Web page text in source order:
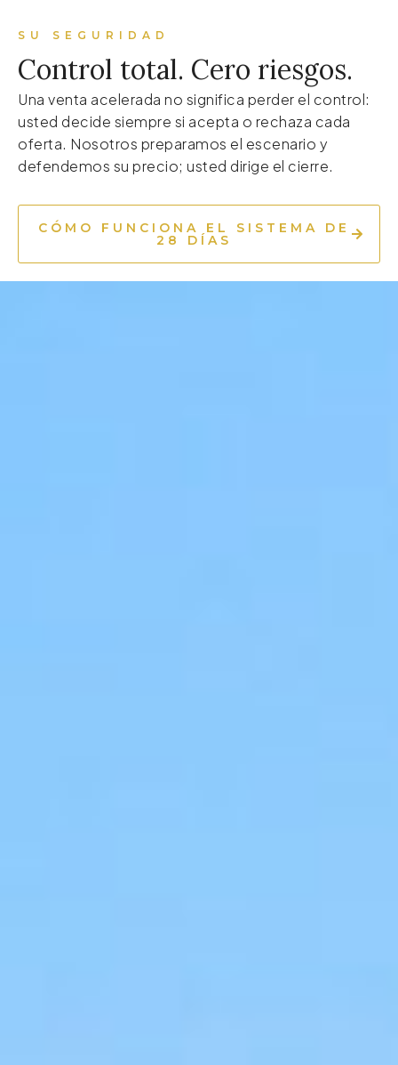
SU SEGURIDAD
Control total. Cero riesgos.
Una venta acelerada no significa perder el control:
usted decide siempre si acepta o rechaza cada
oferta. Nosotros preparamos el escenario y
defendemos su precio; usted dirige el cierre.
CÓMO FUNCIONA EL SISTEMA DE
28 DÍAS